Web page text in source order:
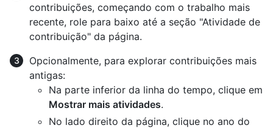
contribuições, começando com o trabalho mais
recente, role para baixo até a seção "Atividade de
contribuição" da página.
Opcionalmente, para explorar contribuições mais
antigas:
Na parte inferior da linha do tempo, clique em
Mostrar mais atividades.
No lado direito da página, clique no ano do